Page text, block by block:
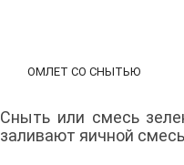
ОМЛЕТ СО СНЫТЬЮ
Сныть или смесь
заливают яичной